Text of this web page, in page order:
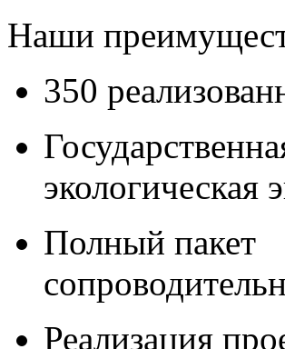
Наши
350
экологическая
Полный пакет
Реализация